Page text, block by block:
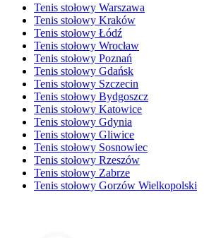
Tenis stołowy Warszawa
Tenis stołowy Kraków
Tenis stołowy Łódź
Tenis stołowy Wrocław
Tenis stołowy Poznań
Tenis stołowy Gdańsk
Tenis stołowy Szczecin
Tenis stołowy Bydgoszcz
Tenis stołowy Katowice
Tenis stołowy Gdynia
Tenis stołowy Gliwice
Tenis stołowy Sosnowiec
Tenis stołowy Rzeszów
Tenis stołowy Zabrze
Tenis stołowy Gorzów Wielkopolski